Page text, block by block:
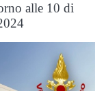
alle 10 di